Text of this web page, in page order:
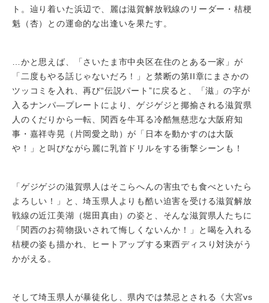
ト。辿り着いた浜辺で、麗は滋賀解放戦線のリーダー・桔梗
魁（杏）との運命的な出逢いを果たす。
…かと思えば、「さいたま市中央区在住のとある一家」が
「二度もやる話じゃないだろ！」と禁断の第II章にまさかの
ツッコミを入れ、再び“伝説パート”に戻ると、「滋」の字が
入るナンパ―プレートにより、ゲジゲジと揶揄される滋賀県
人のくだりから一転、関西を牛耳る冷酷無慈悲な大阪府知
事・嘉祥寺晃（片岡愛之助）が「日本を動かすのは大阪
や！」と叫びながら麗に乳首ドリルをする衝撃シーンも！
「ゲジゲジの滋賀県人はそこらへんの害虫でも食べといたら
よろしい！」と、埼玉県人よりも酷い迫害を受ける滋賀解放
戦線の近江美湖（堀田真由）の姿と、そんな滋賀県人たちに
「関西のお荷物扱いされて悔しくないんか！」と喝を入れる
桔梗の姿も描かれ、ヒートアップする東西ディスり対決がう
かがえる。
そして埼玉県人が暴徒化し、県内では禁忌とされる《大宮vs